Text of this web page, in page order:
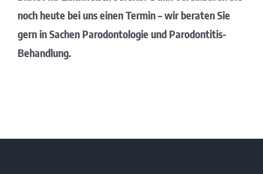
noch heute bei uns einen Termin – wir beraten Sie
gern in Sachen Parodontologie und Parodontitis-
Behandlung.